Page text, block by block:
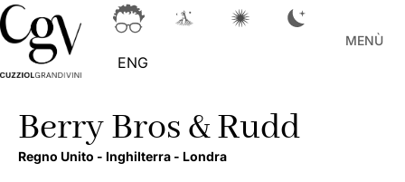
ENG
MENÙ
Berry Bros & Rudd
Regno Unito - Inghilterra - Londra